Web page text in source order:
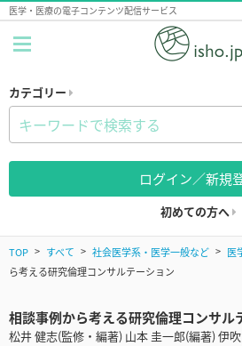
医学・医療の電子コンテンツ配信サービス
カテゴリー
ログイン／新規
初めての方へ
TOP すべて 社会医学系・医学一般など 医
ら考える研究倫理コンサルテーション
相談事例から考える研究倫理コンサル
松井 健志(監修・編著) 山本 圭一郎(編著) 伊